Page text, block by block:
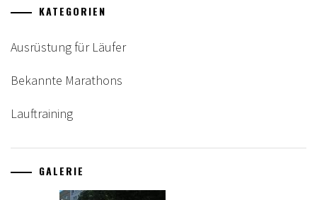
KATEGORIEN
Ausrüstung für Läufer
Bekannte Marathons
Lauftraining
GALERIE